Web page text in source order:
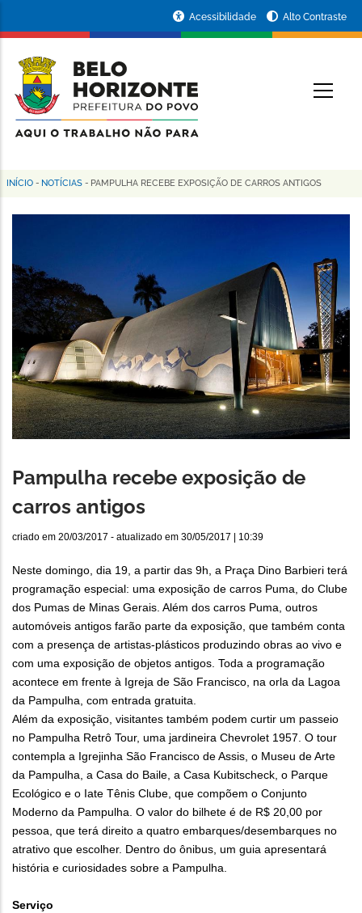
conteúdo
principal
da
Prefeitura
de
Horizonte
Acessibilidade Alto Contraste
Trilha
de
INÍCIO - NOTÍCIAS - PAMPULHA RECEBE EXPOSIÇÃO DE CARROS ANTIGOS
Pampulha recebe exposição de
carros antigos
criado em 20/03/2017 - atualizado em 30/05/2017 | 10:39
Neste domingo, dia 19, a partir das 9h, a Praça Dino Barbieri terá
programação especial: uma exposição de carros Puma, do Clube
dos Pumas de Minas Gerais. Além dos carros Puma, outros
automóveis antigos farão parte da exposição, que também conta
com a presença de artistas-plásticos produzindo obras ao vivo e
com uma exposição de objetos antigos. Toda a programação
acontece em frente à Igreja de São Francisco, na orla da Lagoa
da Pampulha, com entrada gratuita.
Além da exposição, visitantes também podem curtir um passeio
no Pampulha Retrô Tour, uma jardineira Chevrolet 1957. O tour
contempla a Igrejinha São Francisco de Assis, o Museu de Arte
da Pampulha, a Casa do Baile, a Casa Kubitscheck, o Parque
Ecológico e o Iate Tênis Clube, que compõem o Conjunto
Moderno da Pampulha. O valor do bilhete é de R$ 20,00 por
pessoa, que terá direito a quatro embarques/desembarques no
atrativo que escolher. Dentro do ônibus, um guia apresentará
história e curiosidades sobre a Pampulha.
Serviço